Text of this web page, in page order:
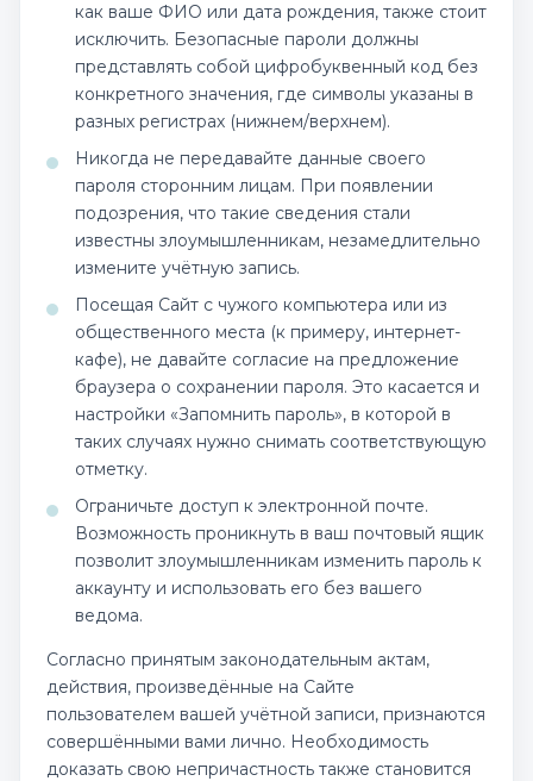
как ваше ФИО или дата рождения, также стоит
исключить. Безопасные пароли должны
представлять собой цифробуквенный код без
конкретного значения, где символы указаны в
разных регистрах (нижнем/верхнем).
Никогда не передавайте данные своего
пароля сторонним лицам. При появлении
подозрения, что такие сведения стали
известны злоумышленникам, незамедлительно
измените учётную запись.
Посещая Сайт с чужого компьютера или из
общественного места (к примеру, интернет-
кафе), не давайте согласие на предложение
браузера о сохранении пароля. Это касается и
настройки «Запомнить пароль», в которой в
таких случаях нужно снимать соответствующую
отметку.
Ограничьте доступ к электронной почте.
Возможность проникнуть в ваш почтовый ящик
позволит злоумышленникам изменить пароль к
аккаунту и использовать его без вашего
ведома.
Согласно принятым законодательным актам,
действия, произведённые на Сайте
пользователем вашей учётной записи, признаются
совершёнными вами лично. Необходимость
доказать свою непричастность также становится